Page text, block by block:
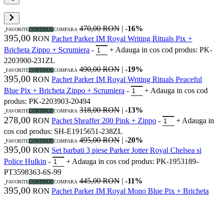
FAVORITECONTINUUCOMPARA 470,00 RON | -16%
395,00 RON Pachet Parker IM Royal Writing Rituals Pix +
Bricheta Zippo + Scrumiera - + Adauga in cos cod produs: PK-
2203900-231ZL
FAVORITECONTINUUCOMPARA 490,00 RON | -19%
395,00 RON Pachet Parker IM Royal Writing Rituals Peaceful
Blue Pix + Bricheta Zippo + Scrumiera - + Adauga in cos cod
produs: PK-2203903-20494
FAVORITECONTINUUCOMPARA 318,00 RON | -13%
278,00 RON Pachet Sheaffer 200 Pink + Zippo - + Adauga in
cos cod produs: SH-E1915651-238ZL
FAVORITECONTINUUCOMPARA 495,00 RON | -20%
395,00 RON Set barbati 3 piese Parker Jotter Royal Chelsea si
Police Hulkin - + Adauga in cos cod produs: PK-1953189-
PT3598363-6S-99
FAVORITECONTINUUCOMPARA 445,00 RON | -11%
395,00 RON Pachet Parker IM Royal Mono Blue Pix + Bricheta